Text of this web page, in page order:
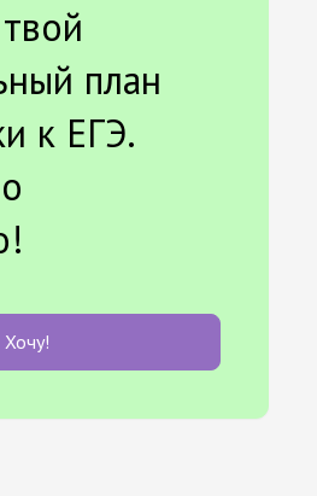
план
к ЕГЭ.
Хочу!